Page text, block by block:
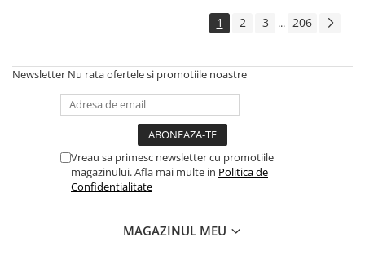
1 2 3 ... 206
Newsletter Nu rata ofertele si promotiile noastre
Vreau sa primesc newsletter cu promotiile
magazinului. Afla mai multe in Politica de
Confidentialitate
MAGAZINUL MEU